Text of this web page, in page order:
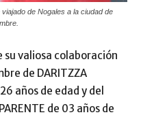
de Nogales a la ciudad de
su valiosa colaboración
de DARITZZA
años de edad y del
de 03 años de